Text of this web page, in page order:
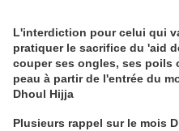
L'interdiction pour celui qui
pratiquer le sacrifice du 'aid
couper ses ongles, ses poils
peau à partir de l'entrée du
Dhoul Hijja
Plusieurs rappel sur le mois